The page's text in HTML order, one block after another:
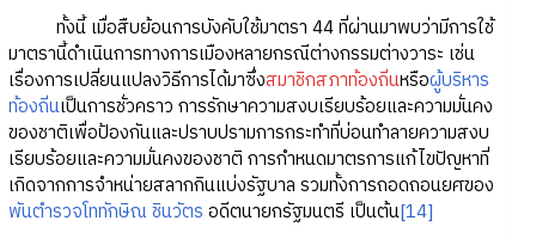
ทั้งนี้ เมื่อสืบย้อนการบังคับใช้มาตรา 44 ที่ผ่านมาพบว่ามีการใช้
มาตรานี้ดำเนินการทางการเมืองหลายกรณีต่างกรรมต่างวาระ เช่น
เรื่องการเปลี่ยนแปลงวิธีการได้มาซึ่งสมาชิกสภาท้องถิ่นหรือผู้บริหาร
ท้องถิ่นเป็นการชั่วคราว การรักษาความสงบเรียบร้อยและความมั่นคง
ของชาติเพื่อป้องกันและปราบปรามการกระทำที่บ่อนทำลายความสงบ
เรียบร้อยและความมั่นคงของชาติ การกำหนดมาตรการแก้ไขปัญหาที่
เกิดจากการจำหน่ายสลากกินแบ่งรัฐบาล รวมทั้งการถอดถอนยศของ
พันตำรวจโททักษิณ ชินวัตร อดีตนายกรัฐมนตรี เป็นต้น[14]